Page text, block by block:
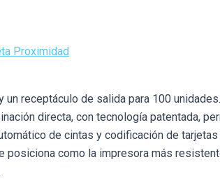
Proximidad
receptáculo de salida para 100
directa, con tecnología patentada,
de cintas y codificación de tarjetas
como la impresora más